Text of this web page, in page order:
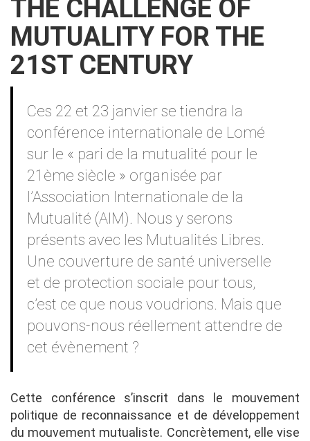
THE CHALLENGE OF
MUTUALITY FOR THE
21ST CENTURY
Ces 22 et 23 janvier se tiendra la
conférence internationale de Lomé
sur le « pari de la mutualité pour le
21ème siècle » organisée par
l’Association Internationale de la
Mutualité (AIM). Nous y serons
présents avec les Mutualités Libres.
Une couverture de santé universelle
et de protection sociale pour tous,
c’est ce que nous voudrions. Mais que
pouvons-nous réellement attendre de
cet évènement ?
Cette conférence s’inscrit dans le mouvement
politique de reconnaissance et de développement
du mouvement mutualiste. Concrètement, elle vise